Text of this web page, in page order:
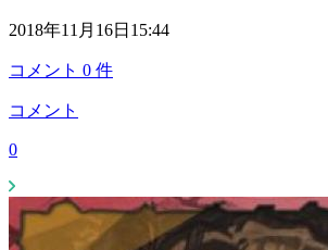
2018年11月16日15:44
コメント 0 件
コメント
0